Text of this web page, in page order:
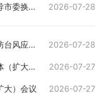
岳阳市委派驻督导组来我市督导市委换届选举风气 2026-07-28
岳阳市督导组来汨罗督导防汛防台风应对工作 2026-07-28
中共汨罗市委十一届十二次全体（扩大）会议召开 2026-07-27
大）会议 2026-07-27